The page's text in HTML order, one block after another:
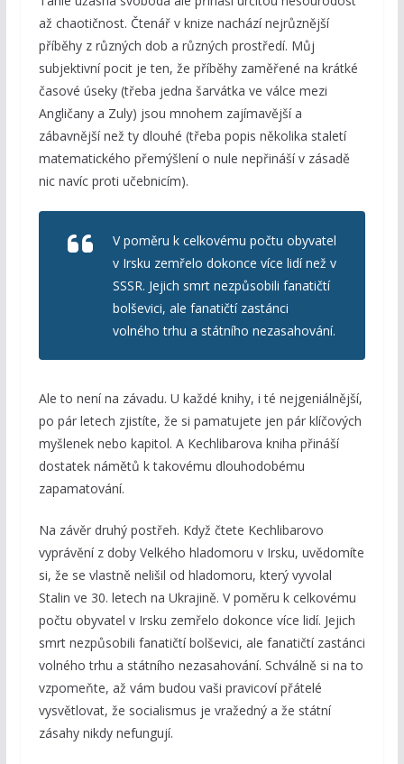
až chaotičnost. Čtenář v knize nachází nejrůznější
příběhy z různých dob a různých prostředí. Můj
subjektivní pocit je ten, že příběhy zaměřené na krátké
časové úseky (třeba jedna šarvátka ve válce mezi
Angličany a Zuly) jsou mnohem zajímavější a
zábavnější než ty dlouhé (třeba popis několika staletí
matematického přemýšlení o nule nepřináší v zásadě
nic navíc proti učebnicím).
V poměru k celkovému počtu obyvatel
v Irsku zemřelo dokonce více lidí než v
SSSR. Jejich smrt nezpůsobili fanatičtí
bolševici, ale fanatičtí zastánci
volného trhu a státního nezasahování.
Ale to není na závadu. U každé knihy, i té nejgeniálnější,
po pár letech zjistíte, že si pamatujete jen pár klíčových
myšlenek nebo kapitol. A Kechlibarova kniha přináší
dostatek námětů k takovému dlouhodobému
zapamatování.
Na závěr druhý postřeh. Když čtete Kechlibarovo
vyprávění z doby Velkého hladomoru v Irsku, uvědomíte
si, že se vlastně nelišil od hladomoru, který vyvolal
Stalin ve 30. letech na Ukrajině. V poměru k celkovému
počtu obyvatel v Irsku zemřelo dokonce více lidí. Jejich
smrt nezpůsobili fanatičtí bolševici, ale fanatičtí zastánci
volného trhu a státního nezasahování. Schválně si na to
vzpomeňte, až vám budou vaši pravicoví přátelé
vysvětlovat, že socialismus je vražedný a že státní
zásahy nikdy nefungují.